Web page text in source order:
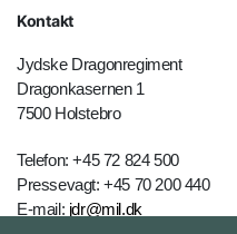
Kontakt
Jydske Dragonregiment
Dragonkasernen 1
7500 Holstebro
Telefon: +45 72 824 500
Pressevagt: +45 70 200 440
E-mail: jdr@mil.dk